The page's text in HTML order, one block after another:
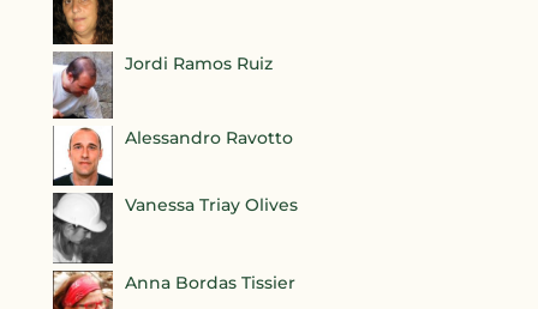
Jordi Ramos Ruiz
Alessandro Ravotto
Vanessa Triay Olives
Anna Bordas Tissier